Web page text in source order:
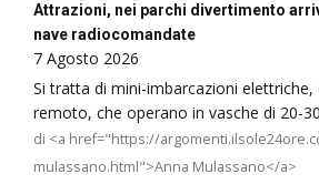
Attrazioni, nei parchi divertimento
nave radiocomandate
7 Agosto 2026
Si tratta di mini-imbarcazioni
remoto, che operano in vasche di 20-
di <a href="https://
mulassano.html">Anna Mulassano</a>